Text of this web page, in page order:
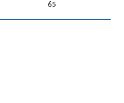
65